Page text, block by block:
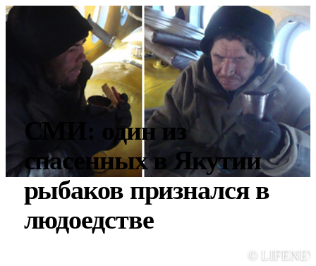
СМИ: один из
спасенных в Якутии
рыбаков признался в
людоедстве
©